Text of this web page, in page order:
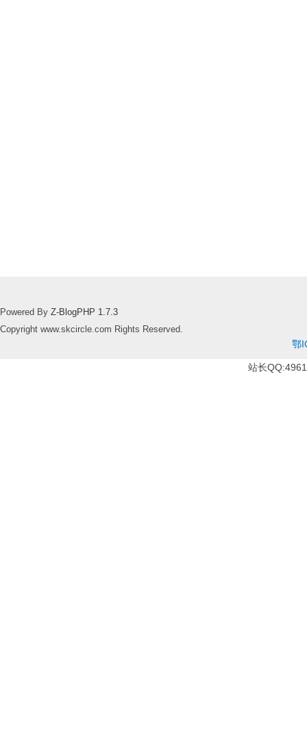
Powered By Z-BlogPHP 1.7.3
Copyright www.skcircle.com Rights Reserved.
鄂
站长